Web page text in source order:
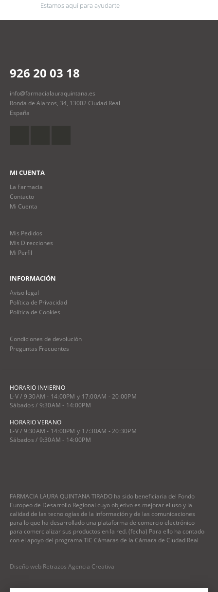
Estamos aquí para ayudarte
926 20 03 18
info@farmacialauraquintana.es
Ronda de Alarcos, 34, 13002 Ciudad Real
España
MI CUENTA
La Farmacia
Contacto
Mi Cuenta
Mis Pedidos
Mis Direcciones
Mi Perfil
INFORMACIÓN
Aviso legal
Política de Privacidad
Política de Cookies
Condiciones de devolución
Preguntas Frecuentes
HORARIO INVIERNO
L-V / 9:30AM - 14:00PM y 17:00AM - 20:00PM
Sábados / 9:30AM - 14:00PM
HORARIO VERANO
L-V / 9:30AM - 14:00PM y 17:30AM - 20:30PM
Sábados / 9:30AM - 14:00PM
FARMACIA LAURA QUINTANA TIRADO ha sido beneficiaria del Fondo
Europeo de Desarrollo Regional cuyo objetivo es mejorar el uso y la
calidad de las tecnologías de la información y de las comunicaciones
para lo que ha desarrollado una plataforma de comercio electrónico
para comercializar sus productos en la red. (fecha) Para ello ha contado
con el apoyo del programa TIC Cámaras de la Cámara de Ciudad Real
Diseño web Retrazos Agencia Creativa